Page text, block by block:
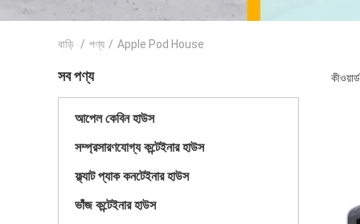
বাড়ি / পণ্য / Apple Pod House
সব পণ্য
আপেল কেবিন হাউস
সম্প্রসারণযোগ্য কন্টেইনার হাউস
ফ্ল্যাট প্যাক কনটেইনার হাউস
ভাঁজ কন্টেইনার হাউস